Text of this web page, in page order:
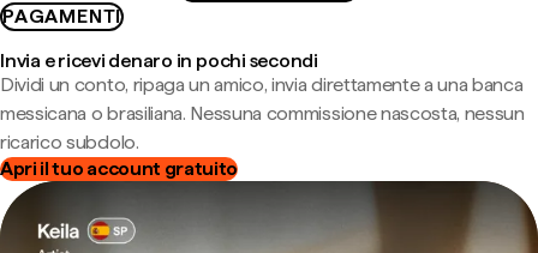
PAGAMENTI
Invia e ricevi denaro in pochi secondi
Dividi un conto, ripaga un amico, invia direttamente a una banca
messicana o brasiliana. Nessuna commissione nascosta, nessun
ricarico subdolo.
Apri il tuo account gratuito